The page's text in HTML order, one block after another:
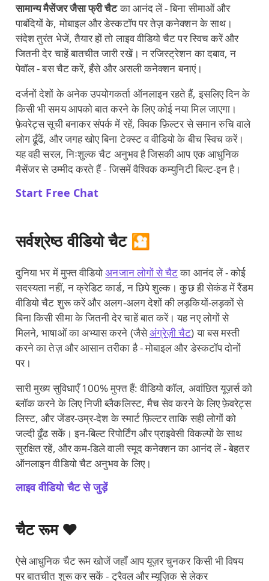
सामान्य मैसेंजर जैसा फ्री चैटका आनंद लें - बिना सीमाओं और
पाबंदियों के, मोबाइल और डेस्कटॉप पर तेज़ कनेक्शन के साथ।
संदेश तुरंत भेजें, तैयार हों तो लाइव वीडियो चैट पर स्विच करें और
जितनी देर चाहें बातचीत जारी रखें। न रजिस्ट्रेशन का दबाव, न
पेवॉल - बस चैट करें, हँसे और असली कनेक्शन बनाएं।
दर्जनों देशों के अनेक उपयोगकर्ता ऑनलाइन रहते हैं, इसलिए दिन के
किसी भी समय आपको बात करने के लिए कोई नया मिल जाएगा।
फ़ेवरेट्स सूची बनाकर संपर्क में रहें, क्विक फ़िल्टर से समान रुचि वाले
लोग ढूँढें, और जगह खोए बिना टेक्स्ट व वीडियो के बीच स्विच करें।
यह वही सरल, निःशुल्क चैट अनुभव है जिसकी आप एक आधुनिक
मैसेंजर से उम्मीद करते हैं - जिसमें वैश्विक कम्युनिटी बिल्ट‑इन है।
Start Free Chat
सर्वश्रेष्ठ वीडियो चैट 🎦
दुनिया भर में मुफ्त वीडियोअनजान लोगों से चैटका आनंद लें - कोई
सदस्यता नहीं, न क्रेडिट कार्ड, न छिपे शुल्क। कुछ ही सेकंड में रैंडम
वीडियो चैट शुरू करें और अलग‑अलग देशों की लड़कियों‑लड़कों से
बिना किसी सीमा के जितनी देर चाहें बात करें। यह नए लोगों से
मिलने, भाषाओं का अभ्यास करने (जैसेअंग्रेज़ी चैट) या बस मस्ती
करने का तेज़ और आसान तरीका है - मोबाइल और डेस्कटॉप दोनों
पर।
सारी मुख्य सुविधाएँ 100% मुफ्त हैं: वीडियो कॉल, अवांछित यूज़र्स को
ब्लॉक करने के लिए निजी ब्लैकलिस्ट, मैच सेव करने के लिए फ़ेवरेट्स
लिस्ट, और जेंडर‑उम्र‑देश के स्मार्ट फ़िल्टर ताकि सही लोगों को
जल्दी ढूँढ सकें। इन‑बिल्ट रिपोर्टिंग और प्राइवेसी विकल्पों के साथ
सुरक्षित रहें, और कम‑डिले वाली स्मूद कनेक्शन का आनंद लें - बेहतर
ऑनलाइन वीडियो चैट अनुभव के लिए।
लाइव वीडियो चैट से जुड़ें
चैट रूम ❤️
ऐसे आधुनिक चैट रूम खोजें जहाँ आप यूज़र चुनकर किसी भी विषय
पर बातचीत शुरू कर सकें - ट्रैवल और म्यूज़िक से लेकर